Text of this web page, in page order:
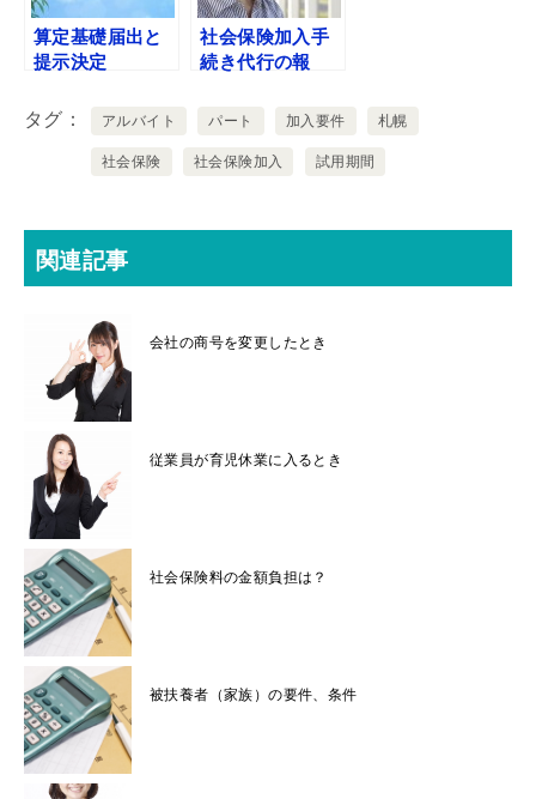
算定基礎届出と
提示決定
社会保険加入手
続き代行の報
（税抜）
タグ アルバイト パート 加入要件 札幌
社会保険 社会保険加入 試用期間
関連記事
会社の商号を変更したとき
従業員が育児休業に入るとき
社会保険料の金額負担は？
被扶養者（家族）の要件、条件